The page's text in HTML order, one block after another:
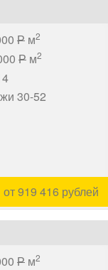
P м2
P м2
30-52
от 919 416 рублей
P м2